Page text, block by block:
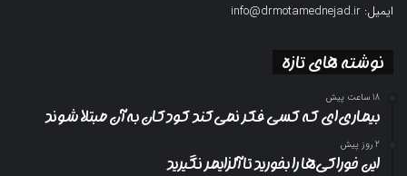
ایمیل: info@drmotamednejad.ir
نوشته های تازه
18 ساعت پیش
بیماری‌ای که کسی فکر نمی‌کند کودکان به آن مبتلا شوند
2 روز پیش
این خوراکی‌ها را بخورید تا آلزایمر نگیرید